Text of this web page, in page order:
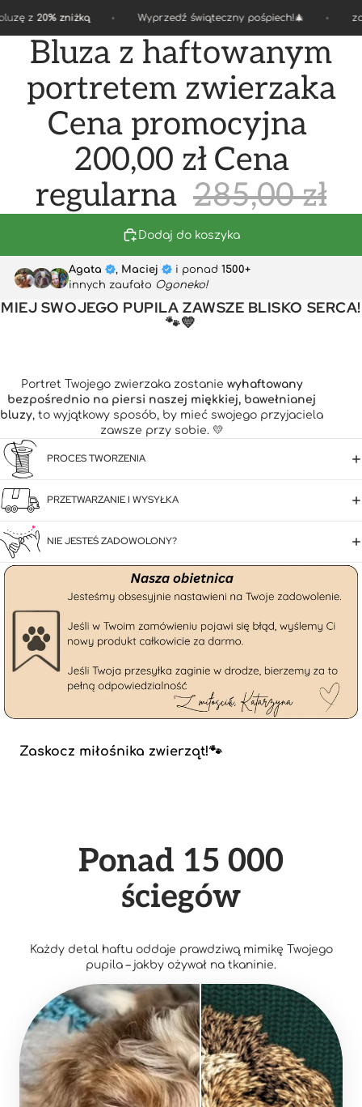
z20% zniżką Wyprzedź świąteczny pośpiech!🎄
Bluza z haftowanym
portretem zwierzaka
Cena promocyjna
200,00 zł Cena
regularna 285,00 zł
Dodaj do koszyka
Agata , Maciej i ponad 1500+
innych zaufało Ogoneko!
MIEJ SWOJEGO PUPILA ZAWSZE BLISKO SERCA!
🐾💛
Portret Twojego zwierzaka zostanie wyhaftowany
bezpośrednio na piersi naszej miękkiej, bawełnianej
bluzy, to wyjątkowy sposób, by mieć swojego przyjaciela
zawsze przy sobie. 💛
PROCES TWORZENIA
PRZETWARZANIE I WYSYŁKA
NIE JESTEŚ ZADOWOLONY?
Zaskocz miłośnika zwierząt!🐾
Ponad 15 000
ściegów
Każdy detal haftu oddaje prawdziwą mimikę Twojego
pupila – jakby ożywał na tkaninie.